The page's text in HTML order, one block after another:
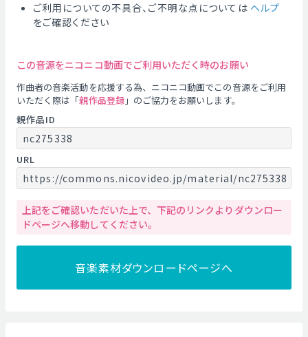
ご利用についての不具合、ご不明な点については ヘルプ
をご確認ください
この音源をニコニコ動画でご利用いただく時のお願い
作曲者の音楽活動を応援する為、ニコニコ動画でこの音源をご利用
いただく際は「親作品登録」のご協力をお願いします。
親作品ID
nc275338
URL
https://commons.nicovideo.jp/material/nc275338
上記をご確認いただいた上で、下記のリンクよりダウンロー
ドページへ移動してください。
音楽素材ダウンロードページへ